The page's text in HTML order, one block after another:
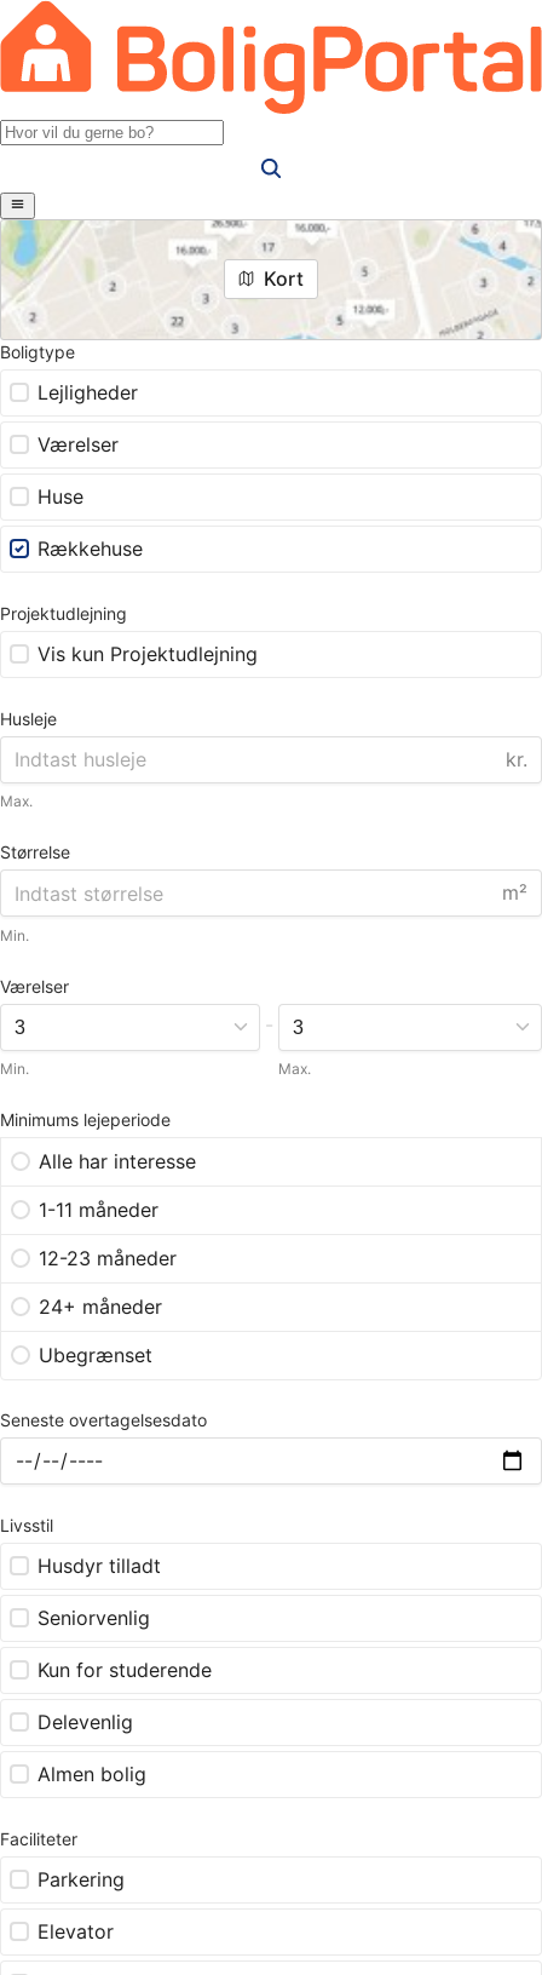
Kort
Boligtype
Lejligheder
Værelser
Huse
Rækkehuse
Projektudlejning
Vis kun Projektudlejning
Husleje
kr.
Max.
Størrelse
m²
Min.
Værelser
Min.
-
Max.
Minimums lejeperiode
Alle har interesse
1-11 måneder
12-23 måneder
24+ måneder
Ubegrænset
Seneste overtagelsesdato
Livsstil
Husdyr tilladt
Seniorvenlig
Kun for studerende
Delevenlig
Almen bolig
Faciliteter
Parkering
Elevator